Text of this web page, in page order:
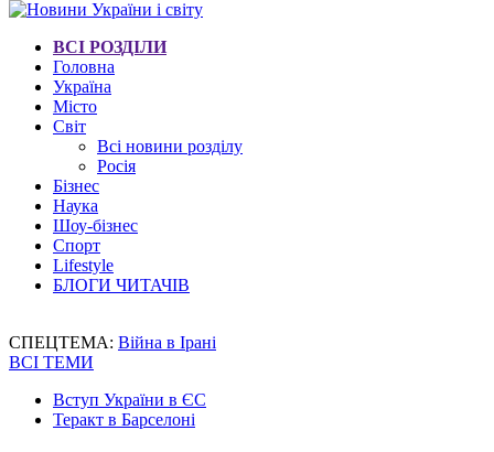
ВСІ РОЗДІЛИ
Головна
Україна
Місто
Світ
Всі новини розділу
Росія
Бізнес
Наука
Шоу-бізнес
Спорт
Lifestyle
БЛОГИ ЧИТАЧІВ
СПЕЦТЕМА: Війна в Ірані
ВСІ ТЕМИ
Вступ України в ЄС
Теракт в Барселоні